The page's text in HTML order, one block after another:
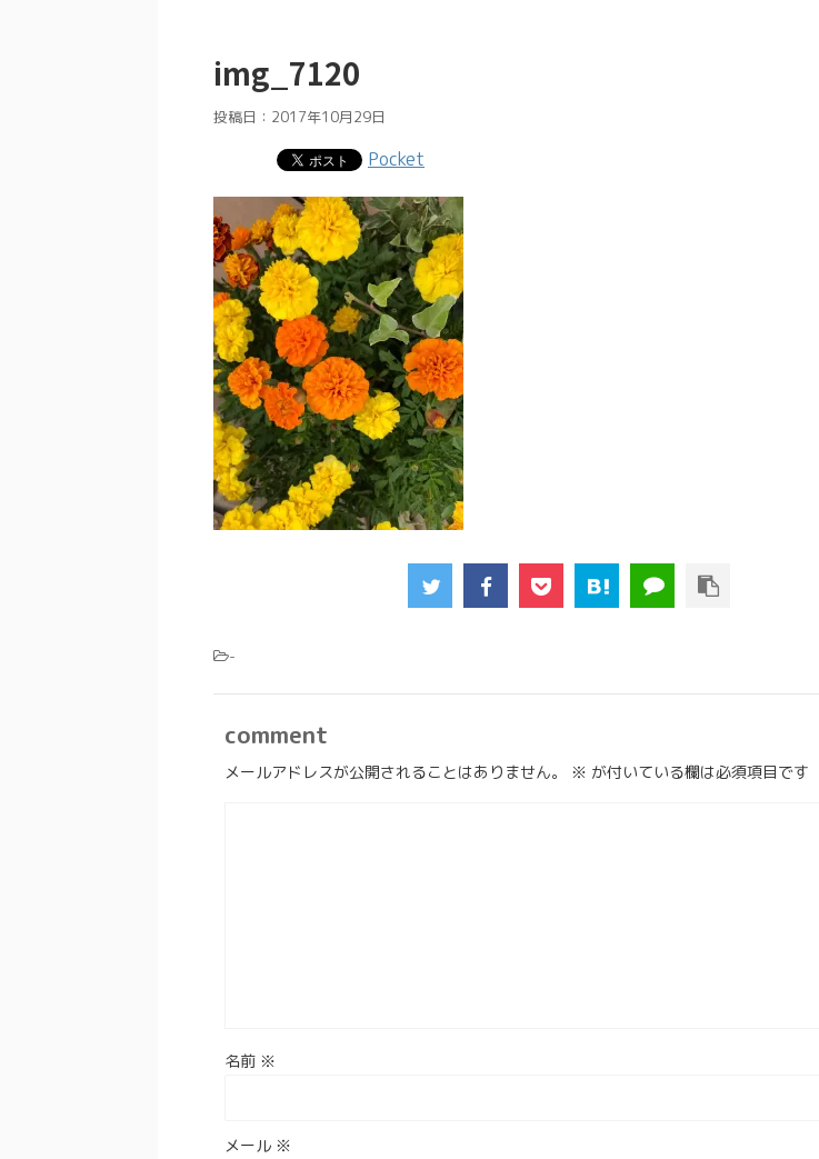
img_7120
投稿日： 2017年10月29日
Pocket
-
comment
メールアドレスが公開されることはありません。 ※ が付いている欄は必須項目です
名前 ※
メール ※